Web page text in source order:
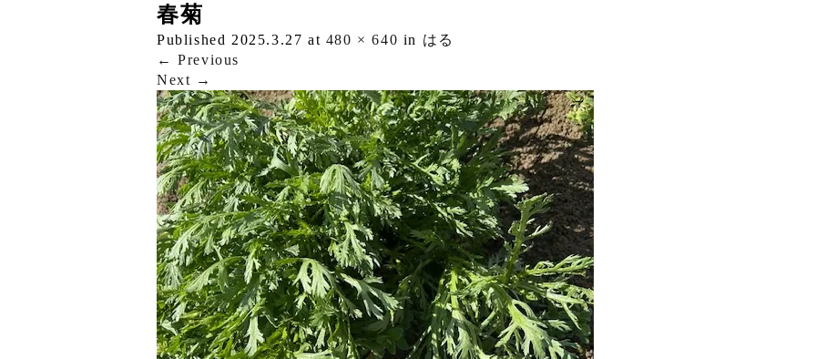
春菊
Published 2025.3.27 at 480 × 640 in はる
← Previous
Next →